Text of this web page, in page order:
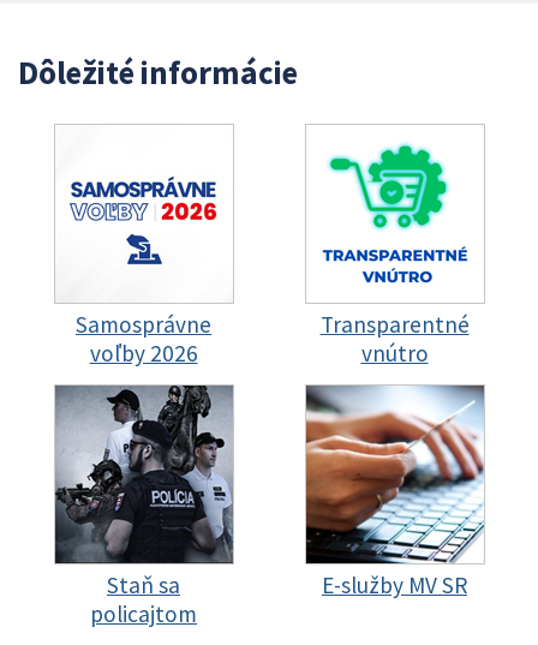
Dôležité informácie
Samosprávne
voľby 2026
Transparentné
vnútro
Staň sa
policajtom
E-služby MV SR